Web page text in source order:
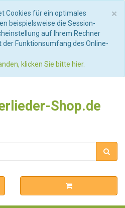
×
Cookies für ein optimales
beispielsweise die Session-
auf Ihrem Rechner
der Funktionsumfang des Online-
klicken Sie bitte hier.
Shop.de